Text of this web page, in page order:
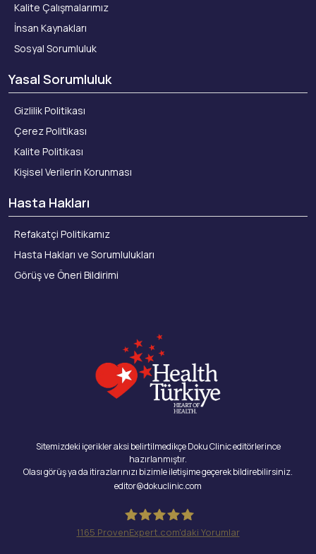
Kalite Çalışmalarımız
İnsan Kaynakları
Sosyal Sorumluluk
Yasal Sorumluluk
Gizlilik Politikası
Çerez Politikası
Kalite Politikası
Kişisel Verilerin Korunması
Hasta Hakları
Refakatçi Politikamız
Hasta Hakları ve Sorumlulukları
Görüş ve Öneri Bildirimi
Sitemizdeki içerikler aksi belirtilmedikçe Doku Clinic editörlerince
hazırlanmıştır.
Olası görüş ya da itirazlarınızı bizimle iletişime geçerek bildirebilirsiniz.
editor@dokuclinic.com
1165 ProvenExpert.com'daki Yorumlar